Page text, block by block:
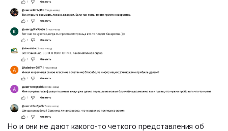
Но и они не дают какого-то четкого представления об